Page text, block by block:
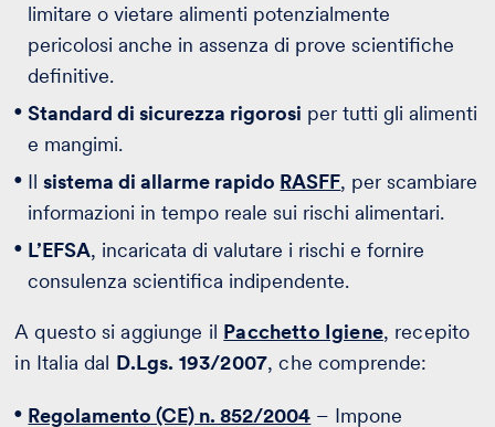
limitare o vietare alimenti potenzialmente
pericolosi anche in assenza di prove scientifiche
definitive.
Standard di sicurezza rigorosi per tutti gli alimenti
e mangimi.
Ilsistema di allarme rapido RASFF, per scambiare
informazioni in tempo reale sui rischi alimentari.
L’EFSA, incaricata di valutare i rischi e fornire
consulenza scientifica indipendente.
A questo si aggiunge il Pacchetto Igiene, recepito
in Italia dal D.Lgs. 193/2007, che comprende:
Regolamento (CE) n. 852/2004 – Impone